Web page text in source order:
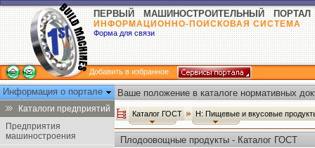
ПЕРВЫЙ МАШИНОСТРОИТЕЛЬНЫЙ ПОРТАЛ
ИНФОРМАЦИОННО-ПОИСКОВАЯ СИСТЕМА
Форма для связи
Добавить в избранное
Информация о портале
Каталоги предприятий
Предприятия
машиностроения
Ваше положение в каталоге нормативных
Каталог ГОСТ Н: Пищевые и вкусовые
Плодоовощные продукты - Каталог ГОСТ